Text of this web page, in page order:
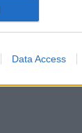
Data Access